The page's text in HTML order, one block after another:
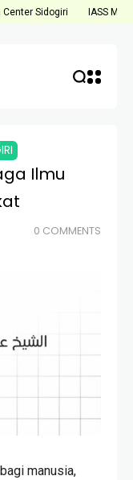
Center Sidogiri IASS
Ilmu
0 COMMENTS
manusia,